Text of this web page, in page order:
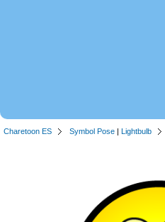
Charetoon ES Symbol Pose | Lightbulb